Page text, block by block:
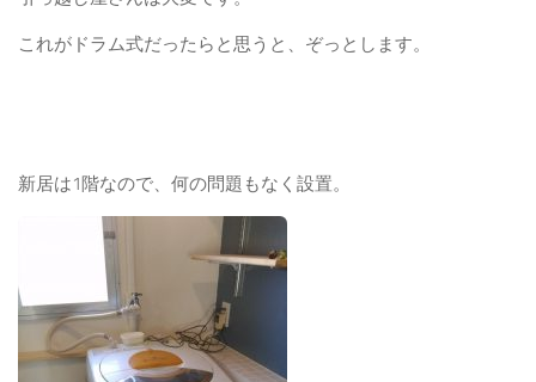
これがドラム式だったらと思うと、ぞっとします。
新居は1階なので、何の問題もなく設置。